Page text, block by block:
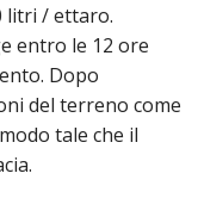
litri / ettaro.
entro le 12 ore
Dopo
del terreno come
tale che il